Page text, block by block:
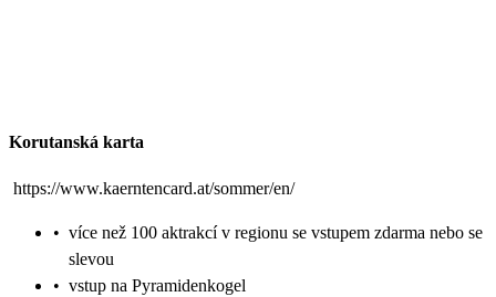
Korutanská karta
https://www.kaerntencard.at/sommer/en/
• více než 100 aktrakcí v regionu se vstupem zdarma nebo se
slevou
• vstup na Pyramidenkogel